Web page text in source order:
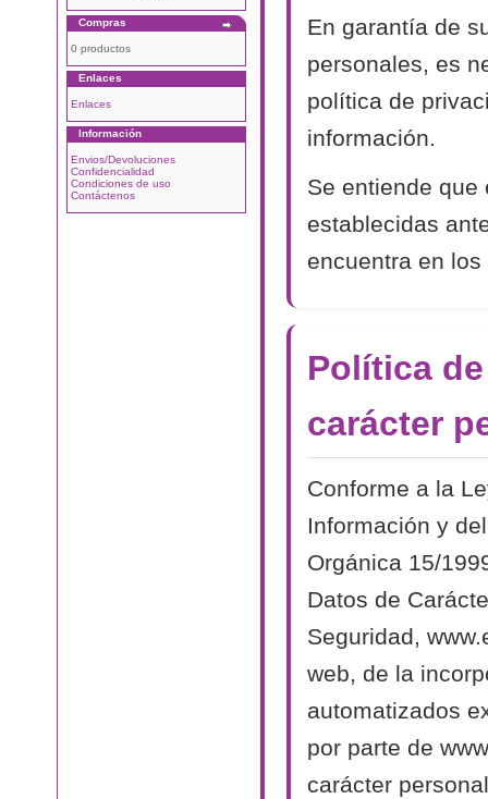
Compras
0 productos
Enlaces
Enlaces
Información
Envios/Devoluciones
Confidencialidad
Condiciones de uso
Contáctenos
En garantía de
personales, es
política de
información.
Se entiende
establecidas
encuentra en
Política
carácter
Conforme a la
Información y
Orgánica 15/
Datos de
Seguridad,
web, de la
automatizados
por parte de
carácter